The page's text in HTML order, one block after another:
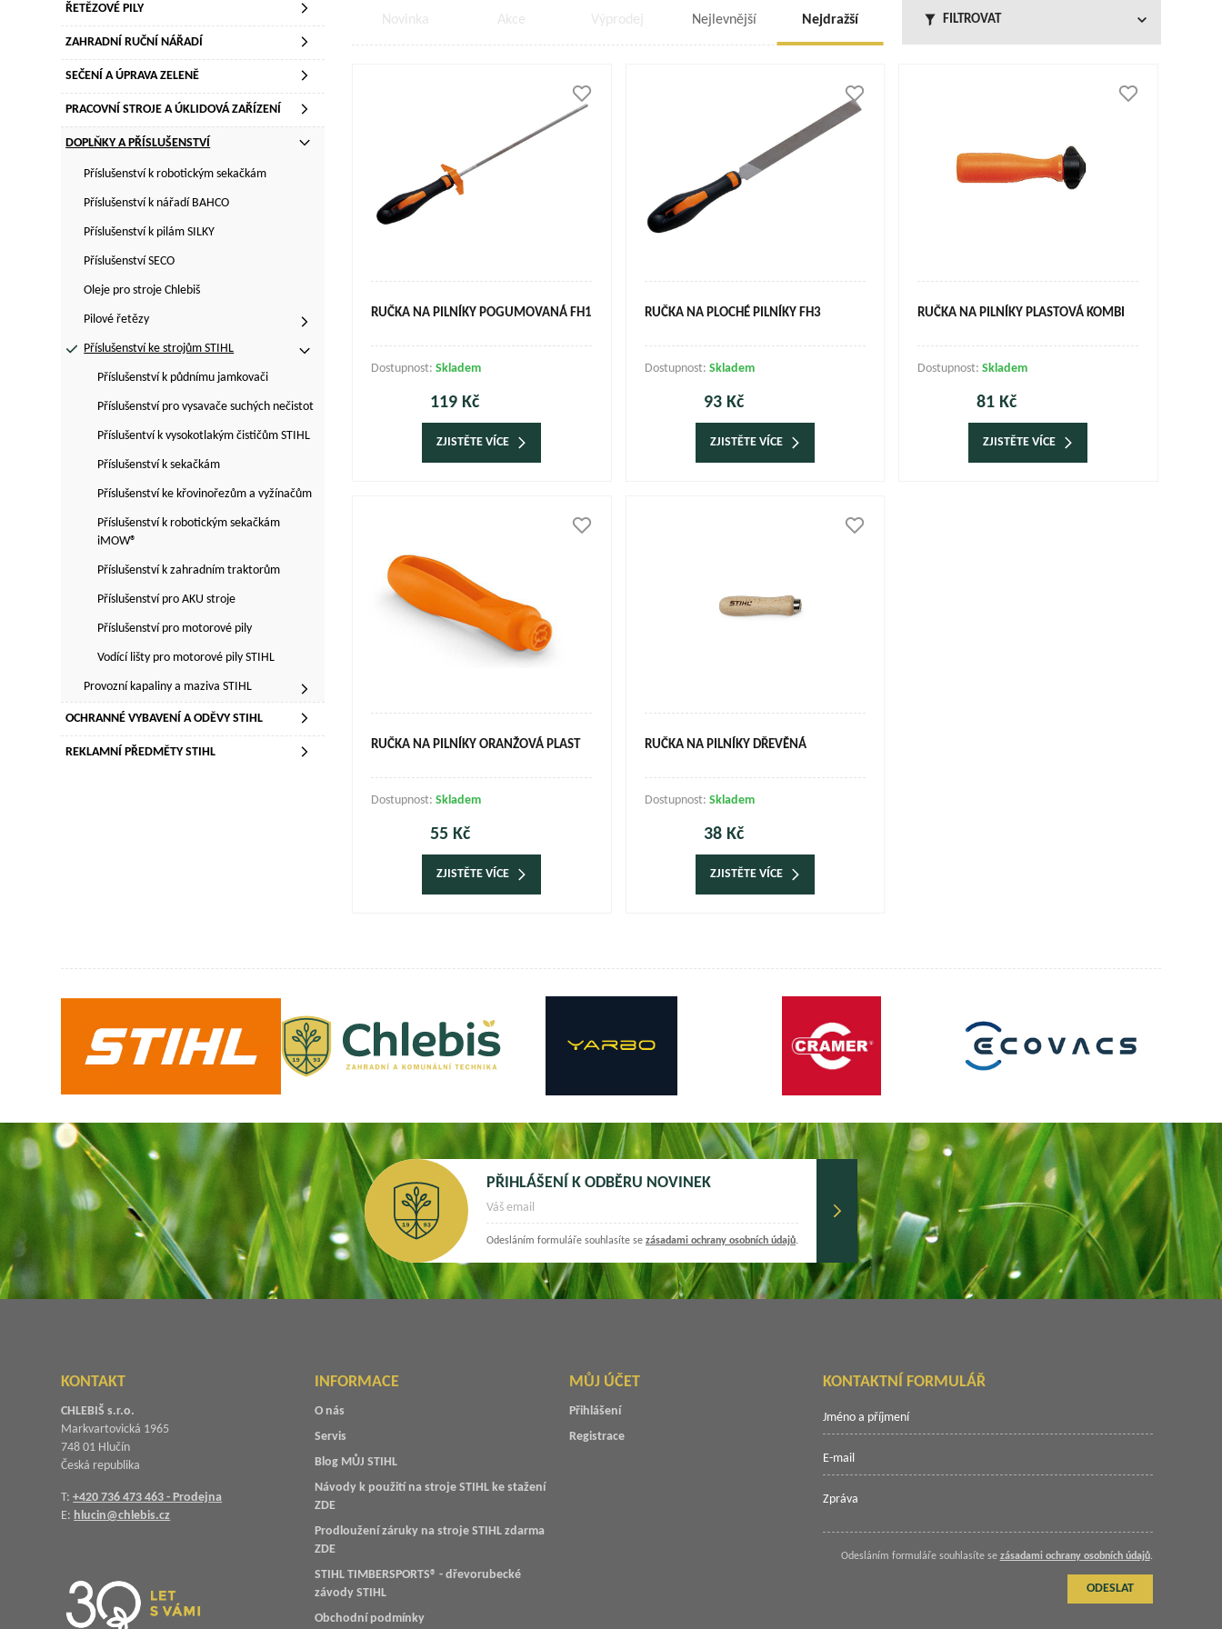
ŘETĚZOVÉ PILY
ZAHRADNÍ RUČNÍ NÁŘADÍ
SEČENÍ A ÚPRAVA ZELENĚ
PRACOVNÍ STROJE A ÚKLIDOVÁ ZAŘÍZENÍ
DOPLŇKY A PŘÍSLUŠENSTVÍ
Příslušenství k robotickým sekačkám
Příslušenství k nářadí BAHCO
Příslušenství k pilám SILKY
Příslušenství SECO
Oleje pro stroje Chlebiš
Pilové řetězy
Příslušenství ke strojům STIHL
Příslušenství k půdnímu jamkovači
Příslušenství pro vysavače suchých nečistot
Příslušentví k vysokotlakým čističům STIHL
Příslušenství k sekačkám
Příslušenství ke křovinořezům a vyžínačům
Příslušenství k robotickým sekačkám
iMOW®
Příslušenství k zahradním traktorům
Příslušenství pro AKU stroje
Příslušenství pro motorové pily
Vodící lišty pro motorové pily STIHL
Provozní kapaliny a maziva STIHL
OCHRANNÉ VYBAVENÍ A ODĚVY STIHL
REKLAMNÍ PŘEDMĚTY STIHL
Novinka Akce Výprodej Nejlevnější Nejdražší FILTROVAT
RUČKA NA PILNÍKY POGUMOVANÁ FH1
Dostupnost:Skladem
119 Kč
ZJISTĚTE VÍCE
RUČKA NA PLOCHÉ PILNÍKY FH3
Dostupnost: Skladem
93 Kč
ZJISTĚTE VÍCE
RUČKA NA PILNÍKY PLASTOVÁ KOMBI
Dostupnost:Skladem
81 Kč
ZJISTĚTE VÍCE
RUČKA NA PILNÍKY ORANŽOVÁ PLAST
Dostupnost:Skladem
55 Kč
ZJISTĚTE VÍCE
RUČKA NA PILNÍKY DŘEVĚNÁ
Dostupnost: Skladem
38 Kč
ZJISTĚTE VÍCE
PŘIHLÁŠENÍ K ODBĚRU NOVINEK
Odesláním formuláře souhlasíte se zásadami ochrany osobních údajů.
KONTAKT
CHLEBIŠ s.r.o.
Markvartovická 1965
748 01 Hlučín
Česká republika
T:+420 736 473 463 - Prodejna
E: hlucin@chlebis.cz
INFORMACE
O nás
Servis
Blog MŮJ STIHL
Návody k použití na stroje STIHL ke stažení
ZDE
Prodloužení záruky na stroje STIHL zdarma
ZDE
STIHL TIMBERSPORTS® - dřevorubecké
závody STIHL
Obchodní podmínky
MŮJ ÚČET
Přihlášení
Registrace
KONTAKTNÍ FORMULÁŘ
Odesláním formuláře souhlasíte se zásadami ochrany osobních údajů.
ODESLAT